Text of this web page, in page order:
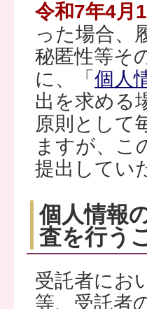
令和7年4月
った場合、
秘匿性等そ
に、「 個人
出を求める
原則として
ますが、こ
提出してい
個人情報
査を行う
受託者にお
等、受託者